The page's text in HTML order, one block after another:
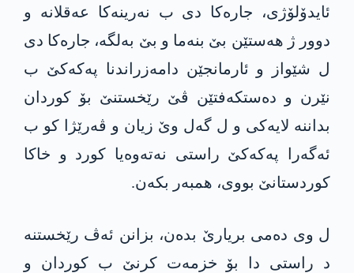
ئایدۆلۆژی، جاره‌كا دی ب نه‌رینه‌كا‌ عه‌قلانه‌ و
دوور ژ هه‌ستێن بێ بنه‌ما و بێ به‌لگه‌، جاره‌كا‌ دی
ل شێواز و ئارمانجێن دامه‌زراندنا په‌كه‌كێ ب
نێرن و ده‌ستكه‌فتێن ڤێ رێخستنێ بۆ كوردان
بداننه‌ لایه‌كی و ل گه‌ل وێ زیان و ڤه‌رێژا كو ب
ئه‌گه‌را په‌كه‌كێ راستی نه‌ته‌وه‌یا كورد و خاكا
كوردستانێ بووی، همبه‌ر بكه‌ن.
ل وی ده‌می بریارێ بده‌ن، بزانن ئه‌ڤ رێخستنه‌
د راستی دا‌ بۆ خزمه‌ت كرنێ ب كوردان و